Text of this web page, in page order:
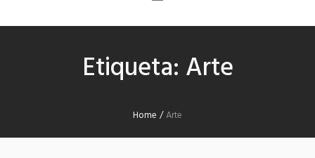
Etiqueta: Arte
Home /Arte